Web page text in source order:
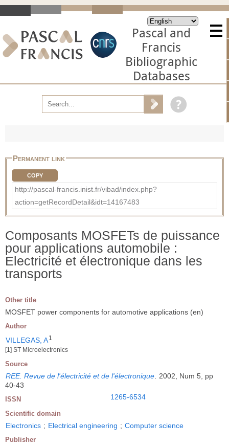
Pascal and
Francis
Bibliographic
Databases
Permanent link
COPY
http://pascal-francis.inist.fr/vibad/index.php?
action=getRecordDetail&idt=14167483
Composants MOSFETs de puissance
pour applications automobile :
Electricité et électronique dans les
transports
Other title
MOSFET power components for automotive applications (en)
Author
VILLEGAS, A1
[1] ST Microelectronics
Source
REE. Revue de l'électricité et de l'électronique. 2002, Num 5, pp
40-43
ISSN 1265-6534
Scientific domain
Electronics ; Electrical engineering ; Computer science
Publisher